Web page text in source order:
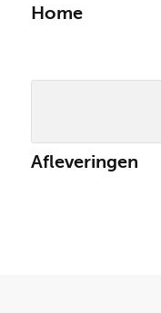
Home
Afleveringen